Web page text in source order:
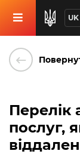
UK
keyboard_backspace
Перелік
послуг,